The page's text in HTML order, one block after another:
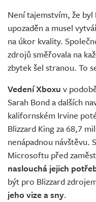
Živě
Není tajemstvím, že byl
upozaděn a musel
na úkor kvality.
zdrojů směřovala na
zbytek šel stranou. To
Vedení Xboxu v
Sarah Bond a dalších
kalifornském Irvine
Blizzard King za 68,7
nenápadnou návštěvu.
Microsoftu před
naslouchá jejich
být pro Blizzard
jeho vize a sny.